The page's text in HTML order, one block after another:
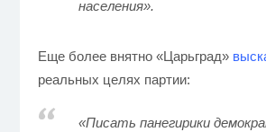
населения».
Еще более внятно «Царьград»
реальных целях партии:
«Писать панегирики